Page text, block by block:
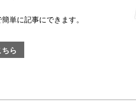
単に記事にできます。
ら